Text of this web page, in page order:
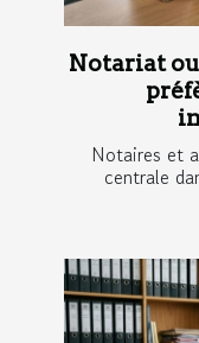
Notariat
Notaires et
centrale